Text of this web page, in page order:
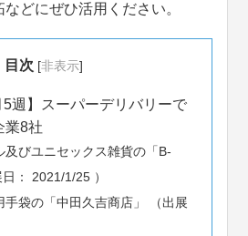
どにぜひ活用ください。
目次 [非表示]
5週】スーパーデリバリーで
業8社
及びユニセックス雑貨の「B-
： 2021/1/25 ）
手袋の「中田久吉商店」 （出展